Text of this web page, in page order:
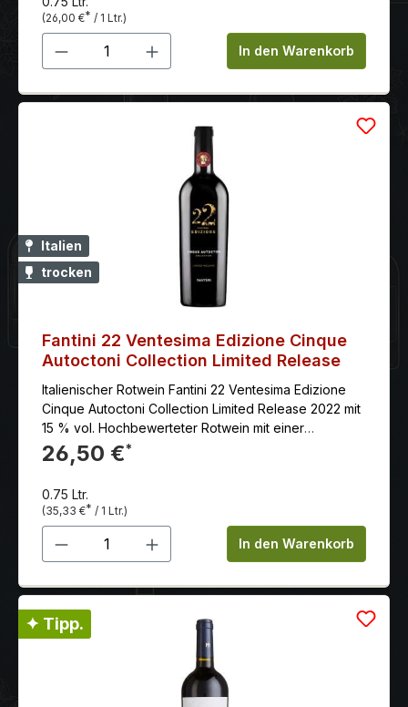
sanftem Tannin und unendlichem Nachhall, sehr
elegant.
(26,00 €* / 1 Ltr.)
Produkt Anzahl: Gib denIn den Warenkorb
Italien
trocken
Fantini 22 Ventesima Edizione Cinque
Autoctoni Collection Limited Release
Italienischer Rotwein Fantini 22 Ventesima Edizione
Cinque Autoctoni Collection Limited Release 2022 mit
15 % vol. Hochbewerteter Rotwein mit einer
geschmeidigen, guten Textur, seidigem Tannin und
sehr lang anhaltend.
26,50 €*
0.75 Ltr.
(35,33 €* / 1 Ltr.)
Produkt Anzahl: Gib denIn den Warenkorb
✦ Tipp.